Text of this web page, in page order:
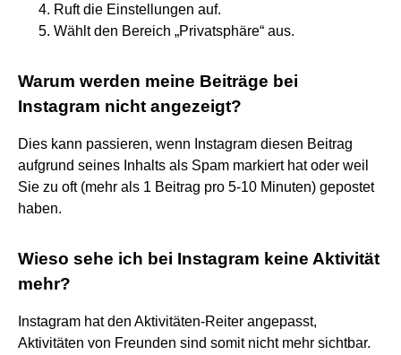
Ruft die Einstellungen auf.
Wählt den Bereich „Privatsphäre“ aus.
Warum werden meine Beiträge bei
Instagram nicht angezeigt?
Dies kann passieren, wenn Instagram diesen Beitrag
aufgrund seines Inhalts als Spam markiert hat oder weil
Sie zu oft (mehr als 1 Beitrag pro 5-10 Minuten) gepostet
haben.
Wieso sehe ich bei Instagram keine Aktivität
mehr?
Instagram hat den Aktivitäten-Reiter angepasst,
Aktivitäten von Freunden sind somit nicht mehr sichtbar.